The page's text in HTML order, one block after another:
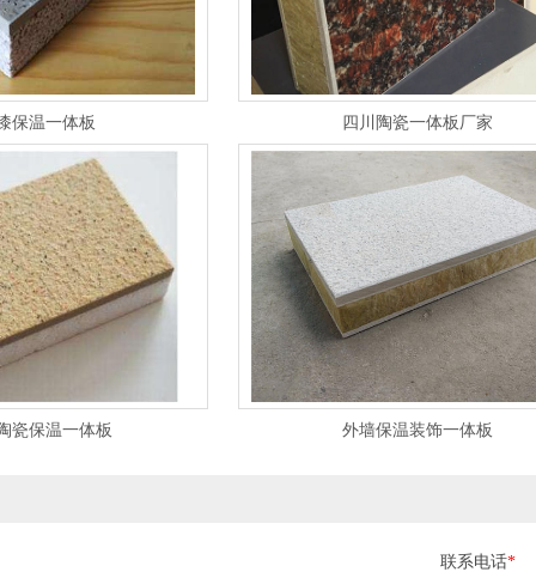
保温一体板 四川陶瓷一体板厂家
瓷保温一体板 外墙保温装饰一体板
联系电话*